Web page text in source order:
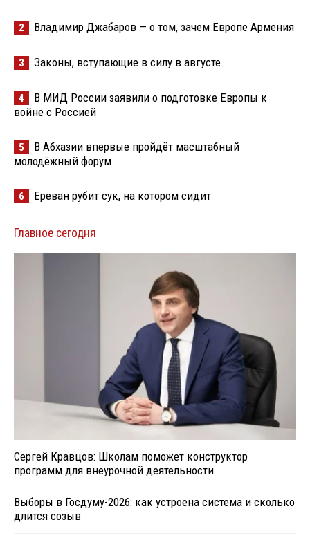
2 Владимир Джабаров — о том, зачем Европе Армения
3 Законы, вступающие в силу в августе
4
В МИД России заявили о подготовке Европы к
войне с Россией
5
В Абхазии впервые пройдёт масштабный
молодёжный форум
6 Ереван рубит сук, на котором сидит
Главное сегодня
Сергей Кравцов: Школам поможет конструктор
программ для внеурочной деятельности
Выборы в Госдуму-2026: как устроена система и сколько
длится созыв